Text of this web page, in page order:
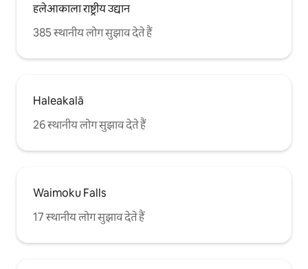
हलेआकाला राष्ट्रीय उद्यान
385 स्थानीय लोग सुझाव देते हैं
Haleakalā
26 स्थानीय लोग सुझाव देते हैं
Waimoku Falls
17 स्थानीय लोग सुझाव देते हैं